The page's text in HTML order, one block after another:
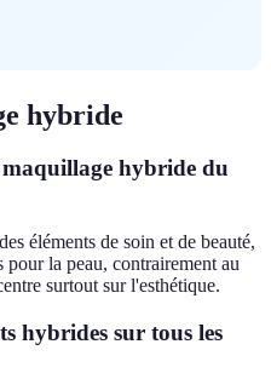
hybride
maquillage hybride du
éléments de soin et de beauté,
la peau, contrairement au
surtout sur l'esthétique.
hybrides sur tous les